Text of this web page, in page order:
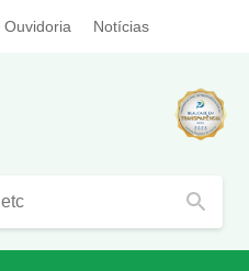
Ouvidoria Notícias
search